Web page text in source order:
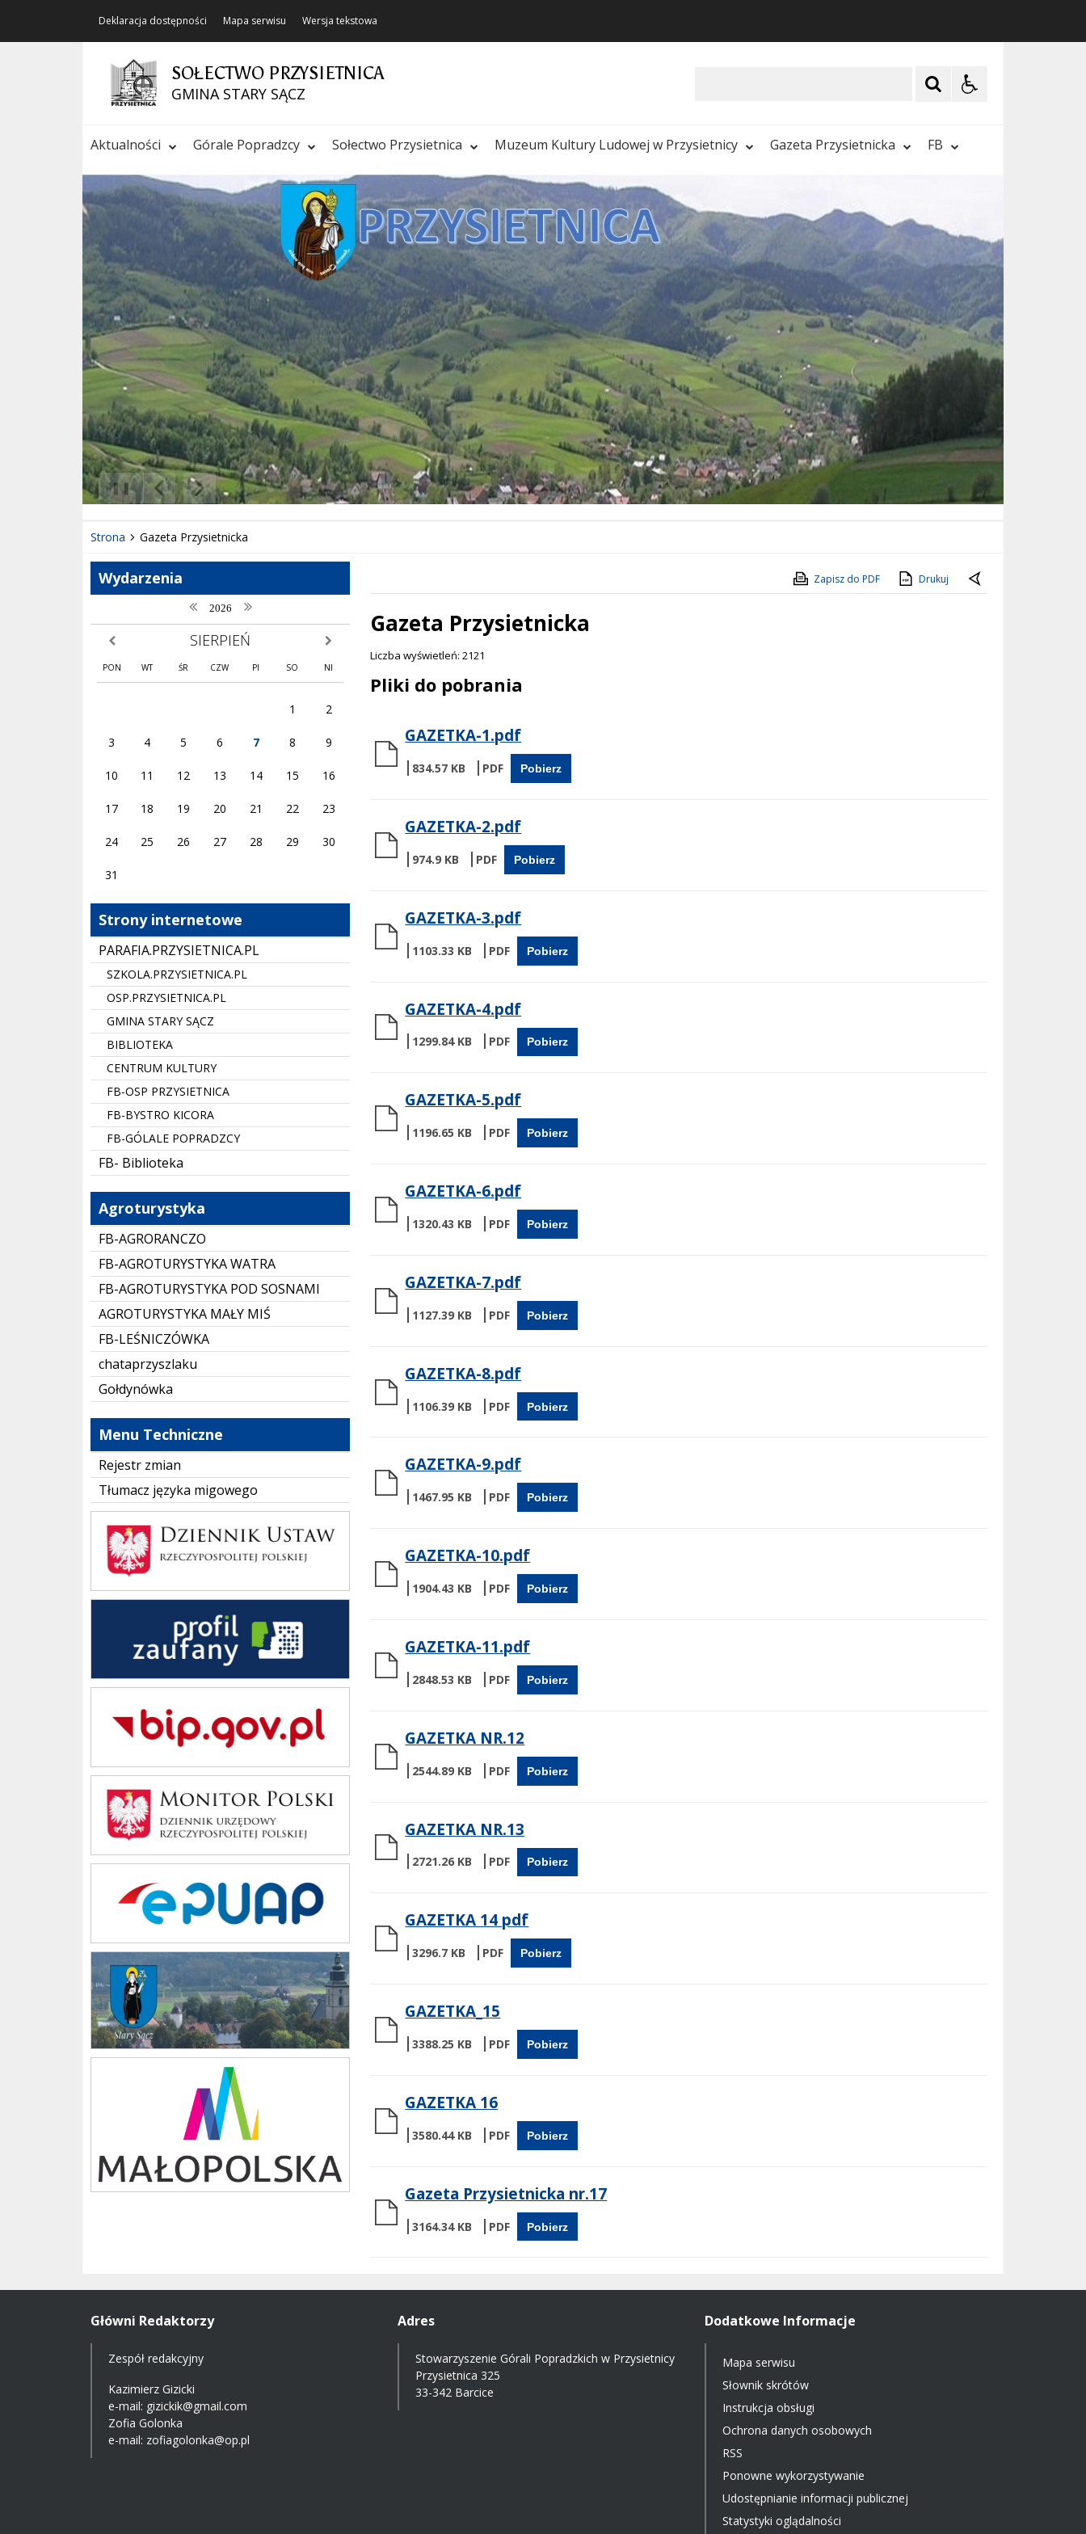
Deklaracja dostępności Mapa serwisu Wersja tekstowa
SOŁECTWO PRZYSIETNICA
GMINA STARY SĄCZ
Aktualności Górale Popradzcy Sołectwo Przysietnica Muzeum Kultury Ludowej w Przysietnicy Gazeta Przysietnicka FB
Poprzedni Element
Następny Element
❚❚
Strona Gazeta Przysietnicka
Wydarzenia
poprzedni rok
2026 następny rok
poprzedni miesiąc SIERPIEŃ następny miesiąc
PON WT ŚR CZW PI SO NI
1 2
3 4 5 6 7 8 9
10 11 12 13 14 15 16
17 18 19 20 21 22 23
24 25 26 27 28 29 30
31
Strony internetowe
PARAFIA.PRZYSIETNICA.PL
SZKOLA.PRZYSIETNICA.PL
OSP.PRZYSIETNICA.PL
GMINA STARY SĄCZ
BIBLIOTEKA
CENTRUM KULTURY
FB-OSP PRZYSIETNICA
FB-BYSTRO KICORA
FB-GÓLALE POPRADZCY
FB- Biblioteka
Agroturystyka
FB-AGRORANCZO
FB-AGROTURYSTYKA WATRA
FB-AGROTURYSTYKA POD SOSNAMI
AGROTURYSTYKA MAŁY MIŚ
FB-LEŚNICZÓWKA
chataprzyszlaku
Gołdynówka
Menu Techniczne
Rejestr zmian
Tłumacz języka migowego
Dziennik Polski
Zaufany Profil
Bip Gov pl
Monitor Polski
ePUAP
Małopolska
Zapisz do PDF Drukuj
Gazeta Przysietnicka
Liczba wyświetleń: 2121
Treść
Pliki do pobrania
GAZETKA-1.pdf
834.57 KB Pobierz
GAZETKA-2.pdf
974.9 KB Pobierz
GAZETKA-3.pdf
1103.33 KB Pobierz
GAZETKA-4.pdf
1299.84 KB Pobierz
GAZETKA-5.pdf
1196.65 KB Pobierz
GAZETKA-6.pdf
1320.43 KB Pobierz
GAZETKA-7.pdf
1127.39 KB Pobierz
GAZETKA-8.pdf
1106.39 KB Pobierz
GAZETKA-9.pdf
1467.95 KB Pobierz
GAZETKA-10.pdf
1904.43 KB Pobierz
GAZETKA-11.pdf
2848.53 KB Pobierz
GAZETKA NR.12
2544.89 KB Pobierz
GAZETKA NR.13
2721.26 KB Pobierz
GAZETKA 14 pdf
3296.7 KB Pobierz
GAZETKA_15
3388.25 KB Pobierz
GAZETKA 16
3580.44 KB Pobierz
Gazeta Przysietnicka nr.17
3164.34 KB Pobierz
Główni Redaktorzy
Zespół redakcyjny
Kazimierz Gizicki
e-mail: gizickik@gmail.com
Zofia Golonka
e-mail: zofiagolonka@op.pl
Adres
Stowarzyszenie Górali Popradzkich w Przysietnicy
Przysietnica 325
33-342 Barcice
Dodatkowe Informacje
Mapa serwisu
Słownik skrótów
Instrukcja obsługi
Ochrona danych osobowych
RSS
Ponowne wykorzystywanie
Udostępnianie informacji publicznej
Statystyki oglądalności